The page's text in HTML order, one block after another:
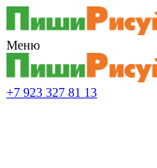
Меню
+7 923 327 81 13